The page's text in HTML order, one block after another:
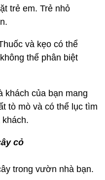
trẻ em. Trẻ nhỏ
và kẹo có thể
thể phân biệt
khách của bạn mang
tò mò và có thể lục tìm
cỏ
trong vườn nhà bạn.